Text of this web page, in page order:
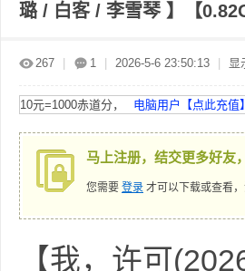
璐 / 白客 / 李雪琴 】【
267 1 2026-5-6 23:50:13 显
10元=1000赤道分， 电脑用户【点此充值】
马上注册，结交更多好友
您需要 登录 才可以下载或查看，
【我，许可